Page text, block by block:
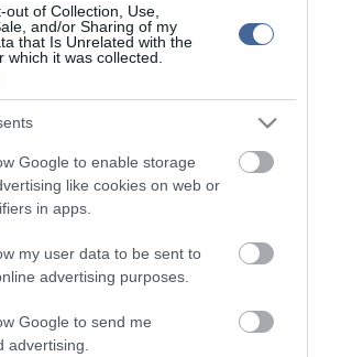
out of Collection, Use,
and/or Sharing of my
that Is Unrelated with the
which it was collected.
Google to enable storage
like cookies on web or
in apps.
my user data to be sent to
advertising purposes.
Google to send me
advertising.
legfrissebb hírei:
a tüzet
MG-42 géppuskát emeltek ki a
rendőrség lefoglalta
felmondta a Lounge Eventtel kötött
fogtak el a 600 milliós
ügyében